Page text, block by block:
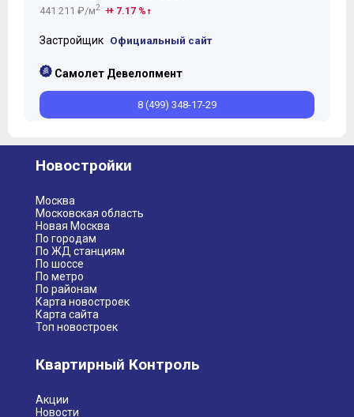
441 211 ₽/м2 + 7.17 %
Застройщик Официальный сайт
Самолет Девелопмент
8 (499) 348-17-29
Новостройки
Москва
Московская область
Новая Москва
По городам
По ЖД станциям
По шоссе
По метро
По районам
Карта новостроек
Карта сайта
Топ новостроек
Квартирный Контроль
Акции
Новости